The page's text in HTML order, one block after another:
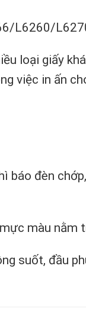
L6260/
loại giấy
việc in ấn
báo đèn
màu nằm
suốt, đầu